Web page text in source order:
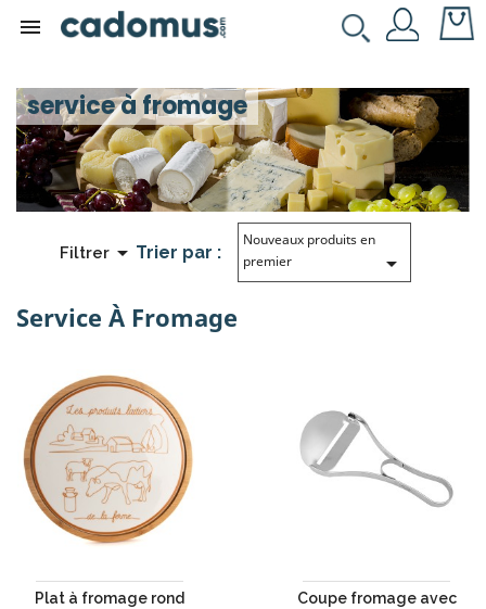

service à fromage
Filtrer Trier par :
Nouveaux produits en
premier

Service À Fromage
Plat à fromage rond
Coupe fromage avec